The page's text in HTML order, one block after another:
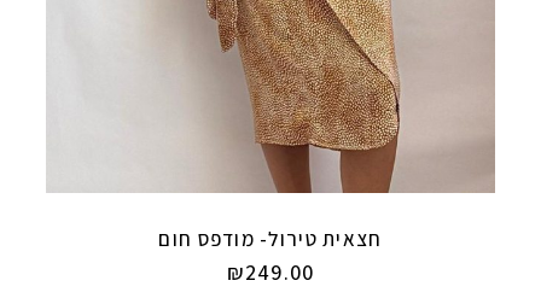
חצאית טירול- מודפס חום
₪249.00